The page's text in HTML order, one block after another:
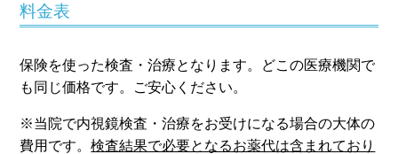
料金表
保険を使った検査・治療となります。どこの医療機関で
も同じ価格です。ご安心ください。
※当院で内視鏡検査・治療をお受けになる場合の大体の
費用です。検査結果で必要となるお薬代は含まれており